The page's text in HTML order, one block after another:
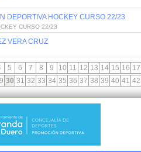
DEPORTIVA HOCKEY CURSO 22/23
CURSO 22/23
VERA CRUZ
5 6 7 8 9 10 11 12 13 14 15 16 17
30 31 32 33 34 35 36 37 38 39 40 41 42